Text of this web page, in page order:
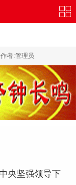
者:管理员
央坚强领导下